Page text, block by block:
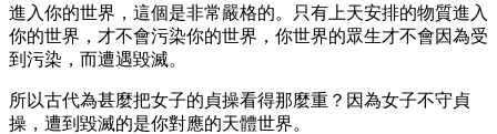
進入你的世界，這個是非常嚴格的。只有上天安排的物質進入
你的世界，才不會污染你的世界，你世界的眾生才不會因為受
到污染，而遭遇毀滅。
所以古代為甚麼把女子的貞操看得那麼重？因為女子不守貞
操，遭到毀滅的是你對應的天體世界。